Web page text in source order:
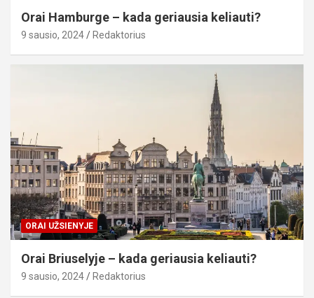
Orai Hamburge – kada geriausia keliauti?
9 sausio, 2024 Redaktorius
ORAI UŽSIENYJE
Orai Briuselyje – kada geriausia keliauti?
9 sausio, 2024 Redaktorius